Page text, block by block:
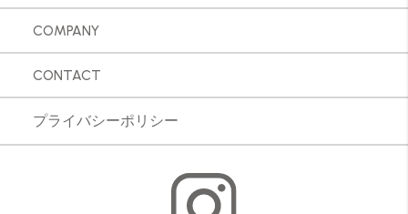
COMPANY
CONTACT
プライバシーポリシー